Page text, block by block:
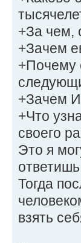
+За чем,
+Зачем
+Почему
+Зачем
+Что
своего
Это я
Тогда
взять